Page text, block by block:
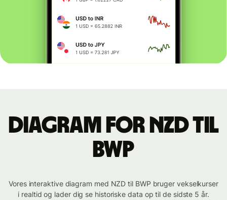
Diagram for NZD til
BWP
Vores interaktive diagram med NZD til BWP bruger vekselkurser
i realtid og lader dig se historiske data op til de sidste 5 år.